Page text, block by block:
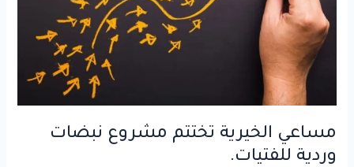
مساعي الخيرية تختتم مشروع نبضات
وردية للفتيات.
وردية
للفتيات.